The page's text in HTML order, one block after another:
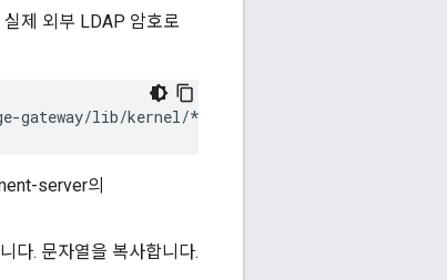
제 외부 LDAP 암호로
lib/kernel/*:/opt/apigee/edge-
server의
다. 문자열을 복사합니다.